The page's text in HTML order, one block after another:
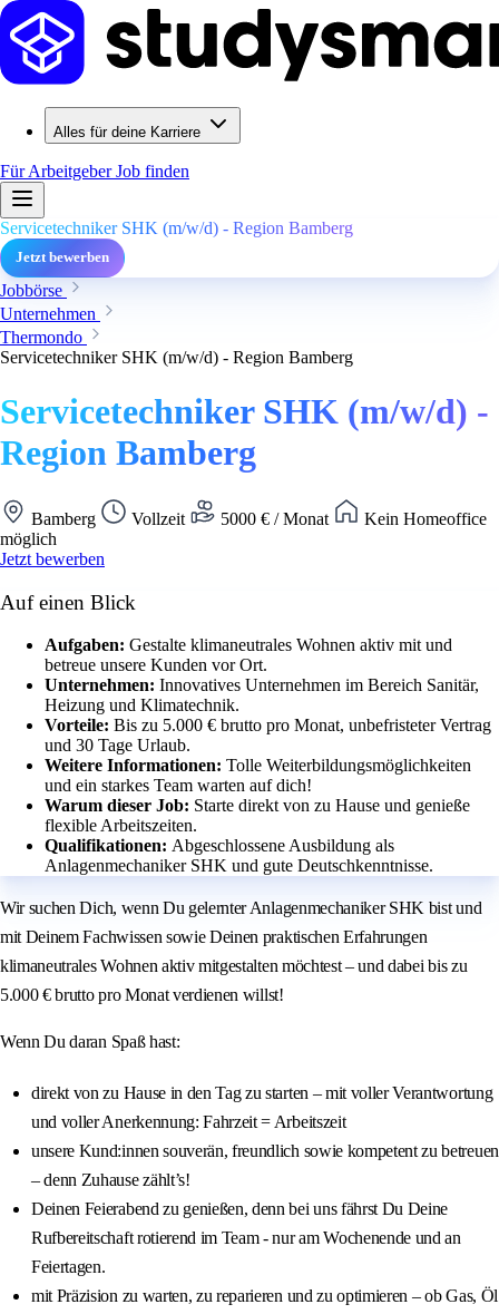
Alles für deine Karriere
Für ArbeitgeberJob finden
Servicetechniker SHK (m/w/d) - Region Bamberg
Jetzt bewerben
Jobbörse
Unternehmen
Thermondo
Servicetechniker SHK (m/w/d) - Region Bamberg
Servicetechniker SHK (m/w/d) -
Region Bamberg
Bamberg Vollzeit 5000 € / Monat
Kein Homeoffice
möglich
Jetzt bewerben
Auf einen Blick
Aufgaben: Gestalte klimaneutrales Wohnen aktiv mit und
betreue unsere Kunden vor Ort.
Unternehmen: Innovatives Unternehmen im Bereich Sanitär,
Heizung und Klimatechnik.
Vorteile: Bis zu 5.000 € brutto pro Monat, unbefristeter Vertrag
und 30 Tage Urlaub.
Weitere Informationen: Tolle Weiterbildungsmöglichkeiten
und ein starkes Team warten auf dich!
Warum dieser Job: Starte direkt von zu Hause und genieße
flexible Arbeitszeiten.
Qualifikationen: Abgeschlossene Ausbildung als
Anlagenmechaniker SHK und gute Deutschkenntnisse.
Wir suchen Dich, wenn Du gelernter Anlagenmechaniker SHK bist und
mit Deinem Fachwissen sowie Deinen praktischen Erfahrungen
klimaneutrales Wohnen aktiv mitgestalten möchtest – und dabei bis zu
5.000 € brutto pro Monat verdienen willst!
Wenn Du daran Spaß hast:
direkt von zu Hause in den Tag zu starten – mit voller Verantwortung
und voller Anerkennung: Fahrzeit = Arbeitszeit
unsere Kund:innen souverän, freundlich sowie kompetent zu betreuen
– denn Zuhause zählt’s!
Deinen Feierabend zu genießen, denn bei uns fährst Du Deine
Rufbereitschaft rotierend im Team - nur am Wochenende und an
Feiertagen.
mit Präzision zu warten, zu reparieren und zu optimieren – ob Gas, Öl